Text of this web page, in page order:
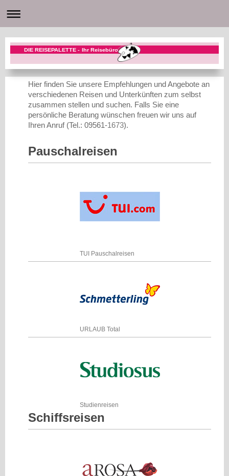
DIE REISEPALETTE - Ihr Reisebüro
Hier finden Sie unsere Empfehlungen und Angebote an
verschiedenen Reisen und Unterkünften zum selbst
zusammen stellen und suchen. Falls Sie eine
persönliche Beratung wünschen freuen wir uns auf
Ihren Anruf (Tel.: 09561-1673).
Pauschalreisen
TUI Pauschalreisen
URLAUB Total
Studienreisen
Schiffsreisen